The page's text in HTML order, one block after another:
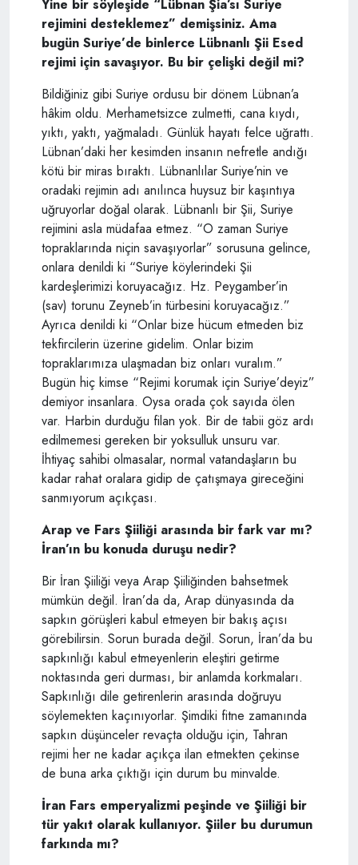
Yine bir söyleşide “Lübnan Şia’sı Suriye
rejimini desteklemez” demişsiniz. Ama
bugün Suriye’de binlerce Lübnanlı Şii Esed
rejimi için savaşıyor. Bu bir çelişki değil mi?
Bildiğiniz gibi Suriye ordusu bir dönem Lübnan’a
hâkim oldu. Merhametsizce zulmetti, cana kıydı,
yıktı, yaktı, yağmaladı. Günlük hayatı felce uğrattı.
Lübnan’daki her kesimden insanın nefretle andığı
kötü bir miras bıraktı. Lübnanlılar Suriye’nin ve
oradaki rejimin adı anılınca huysuz bir kaşıntıya
uğruyorlar doğal olarak. Lübnanlı bir Şii, Suriye
rejimini asla müdafaa etmez. “O zaman Suriye
topraklarında niçin savaşıyorlar” sorusuna gelince,
onlara denildi ki “Suriye köylerindeki Şii
kardeşlerimizi koruyacağız. Hz. Peygamber’in
(sav) torunu Zeyneb’in türbesini koruyacağız.”
Ayrıca denildi ki “Onlar bize hücum etmeden biz
tekfircilerin üzerine gidelim. Onlar bizim
topraklarımıza ulaşmadan biz onları vuralım.”
Bugün hiç kimse “Rejimi korumak için Suriye’deyiz”
demiyor insanlara. Oysa orada çok sayıda ölen
var. Harbin durduğu filan yok. Bir de tabii göz ardı
edilmemesi gereken bir yoksulluk unsuru var.
İhtiyaç sahibi olmasalar, normal vatandaşların bu
kadar rahat oralara gidip de çatışmaya gireceğini
sanmıyorum açıkçası.
Arap ve Fars Şiiliği arasında bir fark var mı?
İran’ın bu konuda duruşu nedir?
Bir İran Şiiliği veya Arap Şiiliğinden bahsetmek
mümkün değil. İran’da da, Arap dünyasında da
sapkın görüşleri kabul etmeyen bir bakış açısı
görebilirsin. Sorun burada değil. Sorun, İran’da bu
sapkınlığı kabul etmeyenlerin eleştiri getirme
noktasında geri durması, bir anlamda korkmaları.
Sapkınlığı dile getirenlerin arasında doğruyu
söylemekten kaçınıyorlar. Şimdiki fitne zamanında
sapkın düşünceler revaçta olduğu için, Tahran
rejimi her ne kadar açıkça ilan etmekten çekinse
de buna arka çıktığı için durum bu minvalde.
İran Fars emperyalizmi peşinde ve Şiiliği bir
tür yakıt olarak kullanıyor. Şiiler bu durumun
farkında mı?